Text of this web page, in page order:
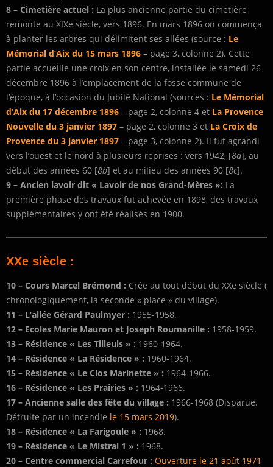
8 – Cimetière actuel : La plus ancienne partie du cimetière
remonte au XIXe siècle, vers 1896. En mars 1896 on commença
à planter les arbres qui délimitent ses allées (source : Le
Mémorial d’Aix du 15 mars 1896 – page 3, colonne 2). Cette
partie accueille une croix en son centre, installée le samedi 26
décembre 1896 à l’emplacement de la fosse commune de
l’époque, à l’occasion du Jubilé National (sources : Le Mémorial
d’Aix du 17 décembre 1896 – page 2, colonne 4 et La Provence
Nouvelle du 3 janvier 1897 – page 2, colonne 3 et La Croix de
Provence du 3 janvier 1897 – page 3, colonne 2). Il fut agrandi
vers l’ouest et le nord à plusieurs reprises : vers 1942, [8a], au
début des années 60 [8b] et au milieu des années 90 [8c].
9 – Ancien lavoir dit « Lavoir de nos Grand-Mères »: La
première phase des travaux fut achevée en 1898, des travaux
supplémentaires y ont été réalisés en 1900.
XXe siècle :
10 – Cours Marcel Brémond : Crée au tout début du XXe siècle (
chronologiquement, la seconde « place » du village).
11 – L’allée Gérard Paulmyer : 1955-1958.
12 – Ecoles Marie Mauron et Joseph Roumanille : 1958-1959.
13 – Résidence « Les Tilleuls » : 1960-1964.
14 – Résidence « La Résidence » : 1960-1964.
15 – Résidence « Le Clos Marinette » : 1964-1966.
16 – Résidence « Les Prairies » : 1964-1966.
17 – Ancienne salle des fête du village : 1966-1968 (Disparue.
Détruite par un incendie le 15 mars 2019).
18 – Résidence « La Farigoule » : 1968.
19 – Résidence « Le Mistral 1 » : 1968.
20 – Centre commercial Carrefour : Ouverture le 21 août 1971